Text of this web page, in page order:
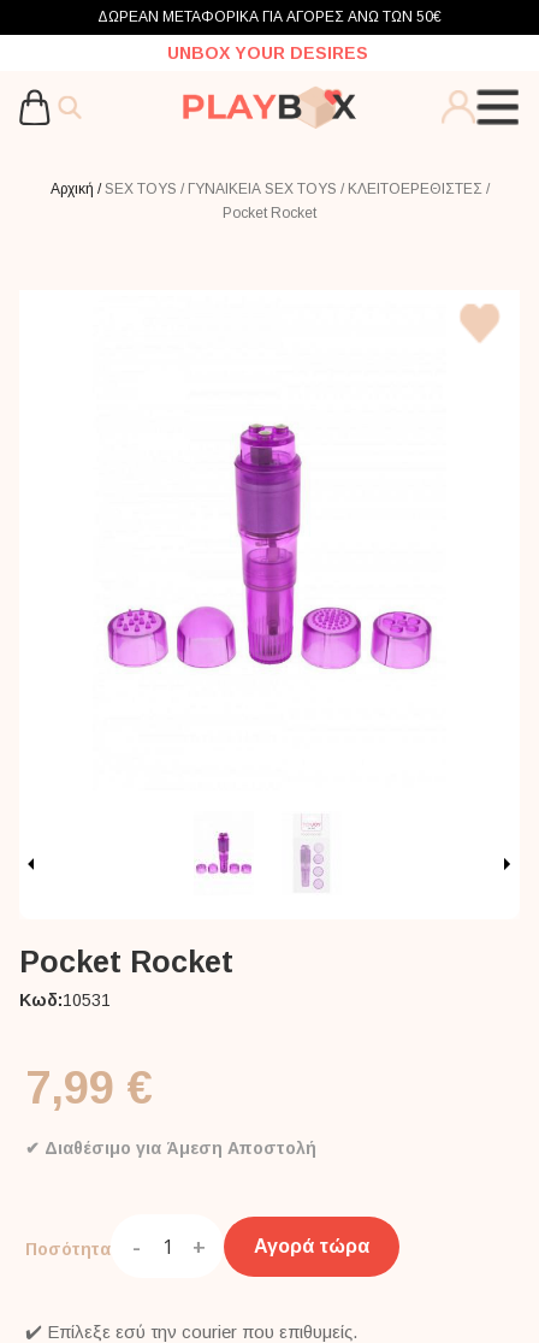
ΔΩΡΕΑΝ ΜΕΤΑΦΟΡΙΚΑ ΓΙΑ ΑΓΟΡΕΣ ΑΝΩ ΤΩΝ 50€
UNBOX YOUR DESIRES
Αρχική /SEX TOYS / ΓΥΝΑΙΚΕΙΑ SEX TOYS / ΚΛΕΙΤΟΕΡΕΘΙΣΤΕΣ /
Pocket Rocket
Pocket Rocket
Κωδ:10531
7,99 €
✔ Διαθέσιμο για Άμεση Αποστολή
Ποσότητα - + Αγορά τώρα
✔️ Επίλεξε εσύ την courier που επιθυμείς.